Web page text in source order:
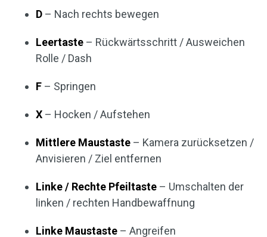
D – Nach rechts bewegen
Leertaste – Rückwärtsschritt / Ausweichen
Rolle / Dash
F – Springen
X – Hocken / Aufstehen
Mittlere Maustaste – Kamera zurücksetzen /
Anvisieren / Ziel entfernen
Linke / Rechte Pfeiltaste – Umschalten der
linken / rechten Handbewaffnung
Linke Maustaste – Angreifen